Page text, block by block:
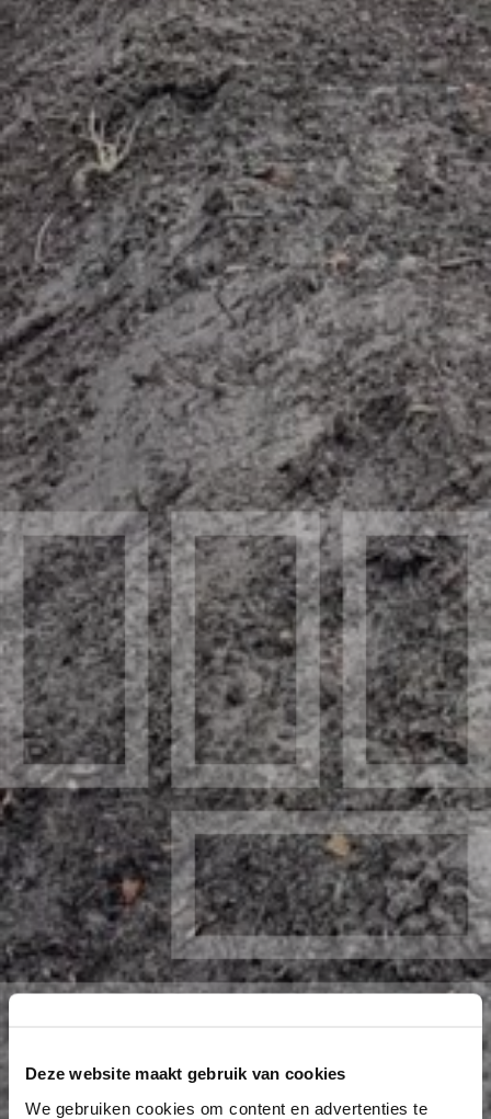
Deze website maakt gebruik van cookies
We gebruiken cookies om content en advertenties te